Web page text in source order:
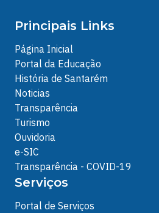
Principais Links
Página Inicial
Portal da Educação
História de Santarém
Noticias
Transparência
Turismo
Ouvidoria
e-SIC
Transparência - COVID-19
Serviços
Portal de Serviços